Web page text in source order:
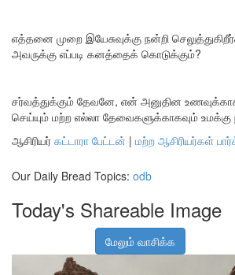
எத்தனை முறை இயேசுவுக்கு நன்றி
அவருக்கு எப்படி கனத்தைக் கொடுக்கும்?
சர்வத்துக்கும் தேவனே, என் அனுதின
செய்யும் மற்ற எல்லா தேவைகளுக்காகவும் உமக்கு
ஆசிரியர் கட்டாரா பேட்டன் | மற்ற ஆசிரியர்கள்
Our Daily Bread Topics: odb
Today's Shareable Image
மேலும் வாசிக்க